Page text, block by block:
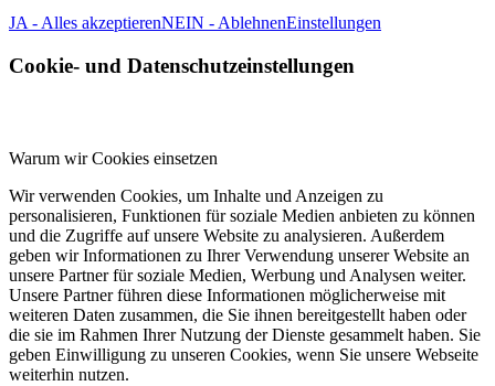
JA - Alles akzeptierenNEIN - AblehnenEinstellungen
Cookie- und Datenschutzeinstellungen
Warum wir Cookies einsetzen
Wir verwenden Cookies, um Inhalte und Anzeigen zu
personalisieren, Funktionen für soziale Medien anbieten zu können
und die Zugriffe auf unsere Website zu analysieren. Außerdem
geben wir Informationen zu Ihrer Verwendung unserer Website an
unsere Partner für soziale Medien, Werbung und Analysen weiter.
Unsere Partner führen diese Informationen möglicherweise mit
weiteren Daten zusammen, die Sie ihnen bereitgestellt haben oder
die sie im Rahmen Ihrer Nutzung der Dienste gesammelt haben. Sie
geben Einwilligung zu unseren Cookies, wenn Sie unsere Webseite
weiterhin nutzen.